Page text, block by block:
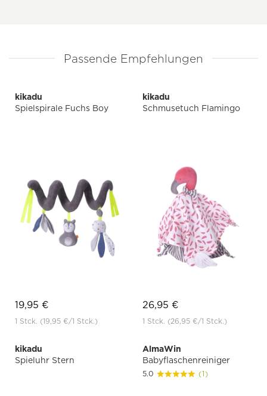
Passende Empfehlungen
kikadu
Spielspirale Fuchs Boy
19,95 €
1 Stck. (19,95 €/1 Stck.)
kikadu
Schmusetuch Flamingo
26,95 €
1 Stck. (26,95 €/1 Stck.)
kikadu
Spieluhr Stern
AlmaWin
Babyflaschenreiniger
5.0 (1)